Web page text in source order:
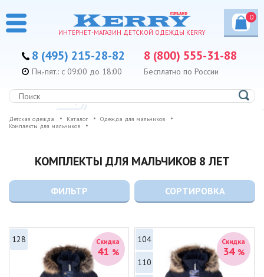
ИНТЕРНЕТ-МАГАЗИН ДЕТСКОЙ ОДЕЖДЫ KERRY
0
8 (495) 215-28-82 8 (800) 555-31-88
Бесплатно по России
Пн.-пят.: с 09:00 до 18:00
Детская одежда Каталог
Одежда для мальчиков
Комплекты для мальчиков
КОМПЛЕКТЫ ДЛЯ МАЛЬЧИКОВ 8 ЛЕТ
СОРТИРОВКА
ФИЛЬТР
Скидка
41 %
128 Скидка
34 %
104
110